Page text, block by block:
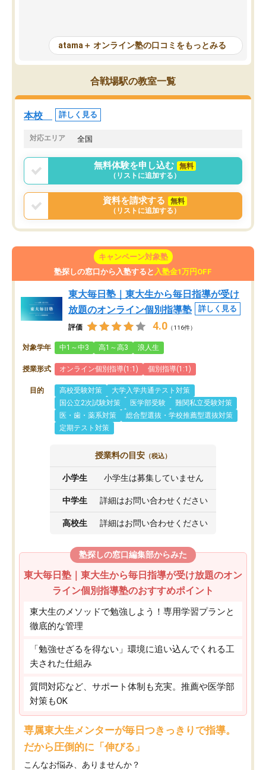
が、自分で自分の管理ができない人に
とっては難しい部分もあるのではない
かと思った。
元数が可視化されるので
しながら意欲的に取り組
常に効果を実感している
すめできる塾です。
atama＋ オンライン塾の口コミをもっとみる
合戦場駅の教室一覧
本校 詳しく見る
対応エリア 全国
無料体験を申し込む
無料
（リストに追加する）
資料を請求する
無料
（リストに追加する）
キャンペーン対象塾
塾探しの窓口から入塾すると 入塾金1万円OFF
東大毎日塾｜東大生から毎日指導が受け
放題のオンライン個別指導塾
詳しく見る
評価 4.0 （116件）
対象学年 中1～中3 高1～高3 浪人生
授業形式 オンライン個別指導(1:1) 個別指導(1:1)
目的 高校受験対策
大学入学共通テスト対策
国公立2次試験対策
医学部受験
難関私立受験対策
医・歯・薬系対策
総合型選抜・学校推薦型選抜対策
定期テスト対策
授業料の目安 （税込）
小学生 小学生は募集していません
中学生 詳細はお問い合わせください
高校生 詳細はお問い合わせください
塾探しの窓口編集部からみた
東大毎日塾｜東大生から毎日指導が受け放題のオン
ライン個別指導塾のおすすめポイント
東大生のメソッドで勉強しよう！専用学習プランと
徹底的な管理
「勉強せざるを得ない」環境に追い込んでくれる工
夫された仕組み
質問対応など、サポート体制も充実。推薦や医学部
対策もOK
専属東大生メンターが毎日つきっきりで指導。
だから圧倒的に「伸びる」
こんなお悩み、ありませんか？